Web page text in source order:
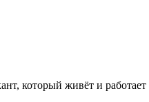
который живёт и работает